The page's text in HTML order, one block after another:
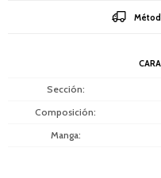
Sección
Composición
Manga